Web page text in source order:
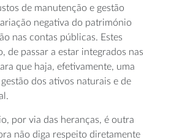
de manutenção e gestão
negativa do património
nas contas públicas. Estes
de passar a estar integrados nas
que haja, efetivamente, uma
dos ativos naturais e de
por via das heranças, é outra
não diga respeito diretamente